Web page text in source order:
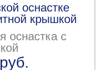
оснастке
крышкой
оснастка с